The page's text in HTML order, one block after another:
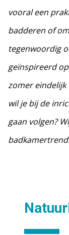
vooral een
badderen of
tegenwoordig
geïnspireerd
zomer eindelijk
wil je bij de
gaan volgen?